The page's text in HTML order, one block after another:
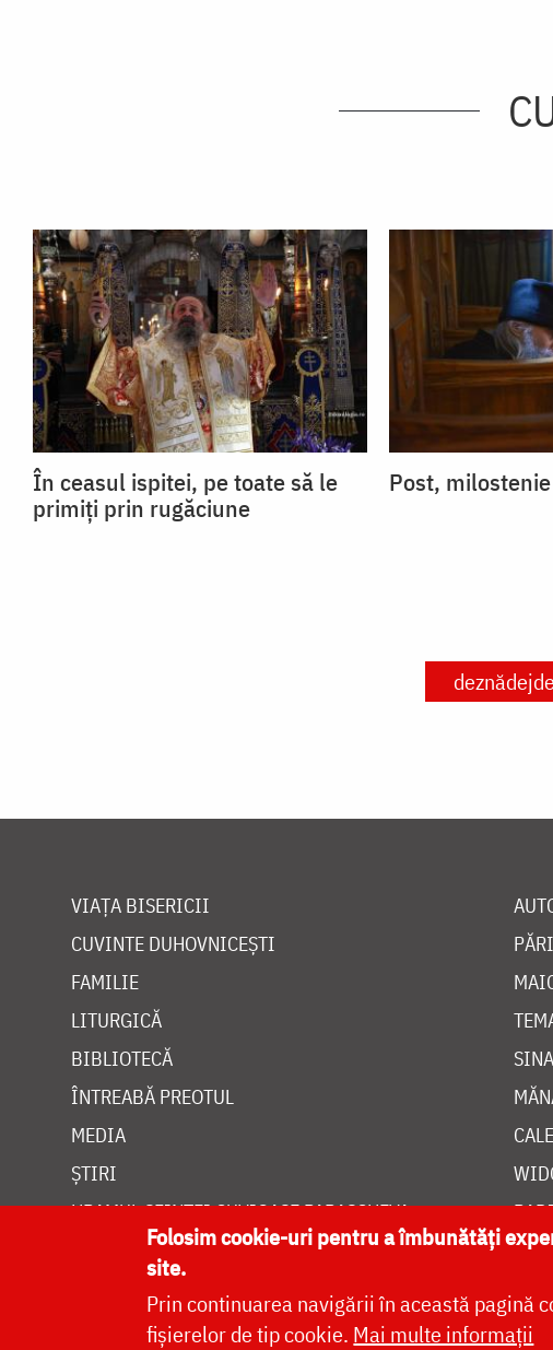
În ceasul ispitei, pe toate să le
primiți prin rugăciune
Post,
deznădejde
VIAȚA BISERICII
CUVINTE DUHOVNICEȘTI
FAMILIE
LITURGICĂ
BIBLIOTECĂ
ÎNTREABĂ PREOTUL
MEDIA
ȘTIRI
HRAMUL SFINTEI CUVIOASE PARASCHEVA
Folosim cookie-uri pentru a îmbunătăți
site.
Prin continuarea navigării în această pagină
fișierelor de tip cookie. Mai multe informații